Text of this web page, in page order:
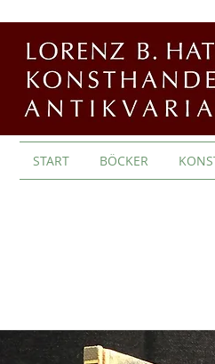
START BÖCKER